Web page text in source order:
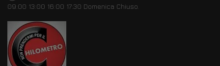
09:00 13:00 16:00 17:30 Domenica Chiuso.